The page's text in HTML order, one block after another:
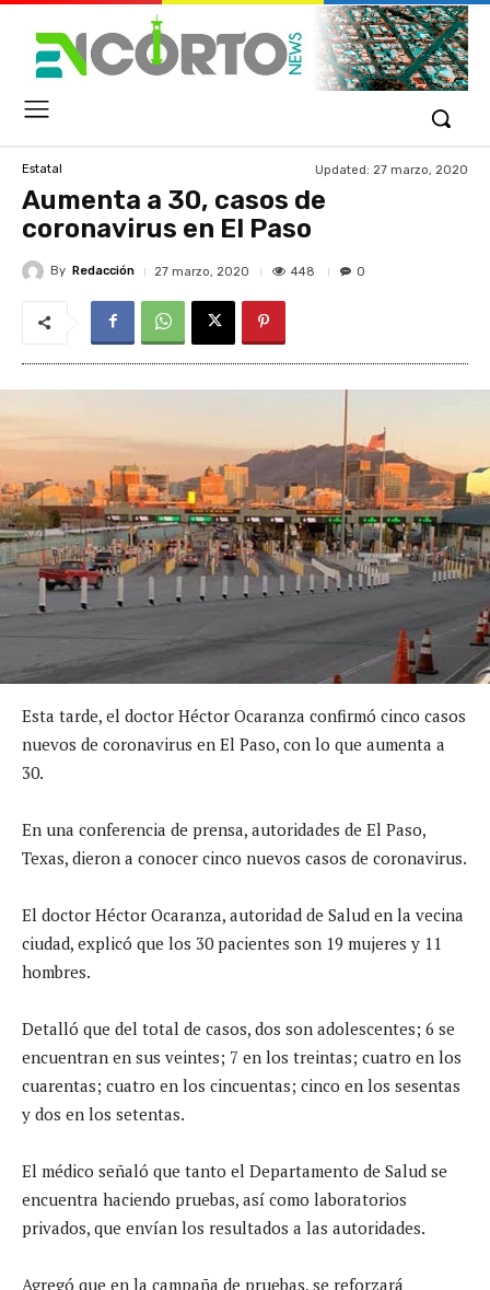
Estatal Updated: 27 marzo, 2020
Aumenta a 30, casos de
coronavirus en El Paso
By Redacción 27 marzo, 2020 448 0
Esta tarde, el doctor Héctor Ocaranza confirmó cinco casos
nuevos de coronavirus en El Paso, con lo que aumenta a
30.
En una conferencia de prensa, autoridades de El Paso,
Texas, dieron a conocer cinco nuevos casos de coronavirus.
El doctor Héctor Ocaranza, autoridad de Salud en la vecina
ciudad, explicó que los 30 pacientes son 19 mujeres y 11
hombres.
Detalló que del total de casos, dos son adolescentes; 6 se
encuentran en sus veintes; 7 en los treintas; cuatro en los
cuarentas; cuatro en los cincuentas; cinco en los sesentas
y dos en los setentas.
El médico señaló que tanto el Departamento de Salud se
encuentra haciendo pruebas, así como laboratorios
privados, que envían los resultados a las autoridades.
Agregó que en la campaña de pruebas, se reforzará